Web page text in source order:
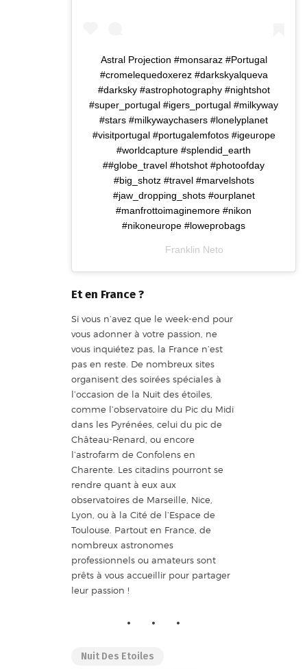
Astral Projection #monsaraz #Portugal
#cromelequedoxerez #darkskyalqueva
#darksky #astrophotography #nightshot
#super_portugal #igers_portugal #milkyway
#stars #milkywaychasers #lonelyplanet
#visitportugal #portugalemfotos #igeurope
#worldcapture #splendid_earth
##globe_travel #hotshot #photoofday
#big_shotz #travel #marvelshots
#jaw_dropping_shots #ourplanet
#manfrottoimaginemore #nikon
#nikoneurope #loweprobags
Franklin Neto
Et en France ?
Si vous n’avez que le week-end pour
vous adonner à votre passion, ne
vous inquiétez pas, la France n’est
pas en reste. De nombreux sites
organisent des soirées spéciales à
l’occasion de la Nuit des étoiles,
comme l’observatoire du Pic du Midi
dans les Pyrénées, celui du pic de
Château-Renard, ou encore
l’astrofarm de Confolens en
Charente. Les citadins pourront se
rendre quant à eux aux
observatoires de Marseille, Nice,
Lyon, ou à la Cité de l’Espace de
Toulouse. Partout en France, de
nombreux astronomes
professionnels ou amateurs sont
prêts à vous accueillir pour partager
leur passion !
Nuit Des Etoiles